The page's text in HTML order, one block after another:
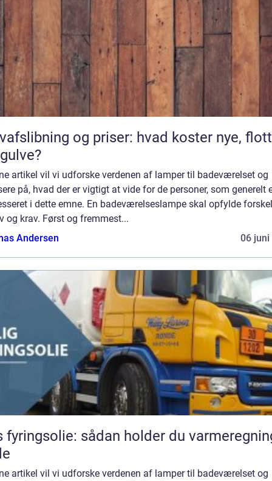
og priser: hvad koster nye,
artikel vil vi udforske verdenen af lamper til badeværelset og
på, hvad der er vigtigt at vide for de personer, som generelt
i dette emne. En badeværelseslampe skal opfylde
og krav. Først og fremmest...
Andersen
06 juni
fyringsolie: sådan holder du
artikel vil vi udforske verdenen af lamper til badeværelset og